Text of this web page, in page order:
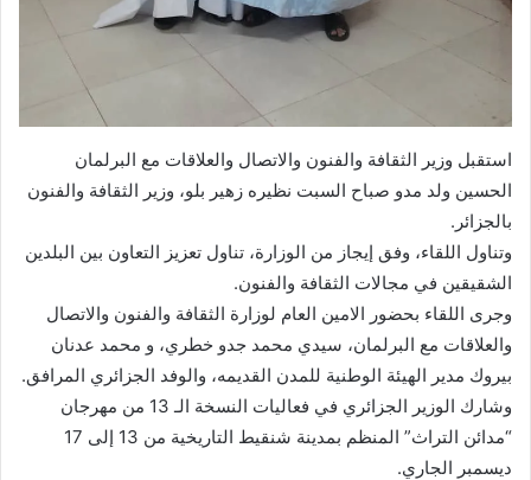
استقبل وزير الثقافة والفنون والاتصال والعلاقات مع البرلمان
الحسين ولد مدو صباح السبت نظيره زهير بلو، وزير الثقافة والفنون
بالجزائر.
وتناول اللقاء، وفق إيجاز من الوزارة، تناول تعزيز التعاون بين البلدين
الشقيقين في مجالات الثقافة والفنون.
وجرى اللقاء بحضور الامين العام لوزارة الثقافة والفنون والاتصال
والعلاقات مع البرلمان، سيدي محمد جدو خطري، و محمد عدنان
بيروك مدير الهيئة الوطنية للمدن القديمه، والوفد الجزائري المرافق.
وشارك الوزير الجزائري في فعاليات النسخة الـ 13 من مهرجان
“مدائن التراث” المنظم بمدينة شنقيط التاريخية من 13 إلى 17
ديسمبر الجاري.